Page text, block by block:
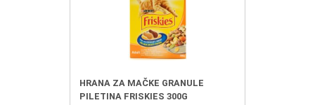
HRANA ZA MAČKE GRANULE
PILETINA FRISKIES 300G